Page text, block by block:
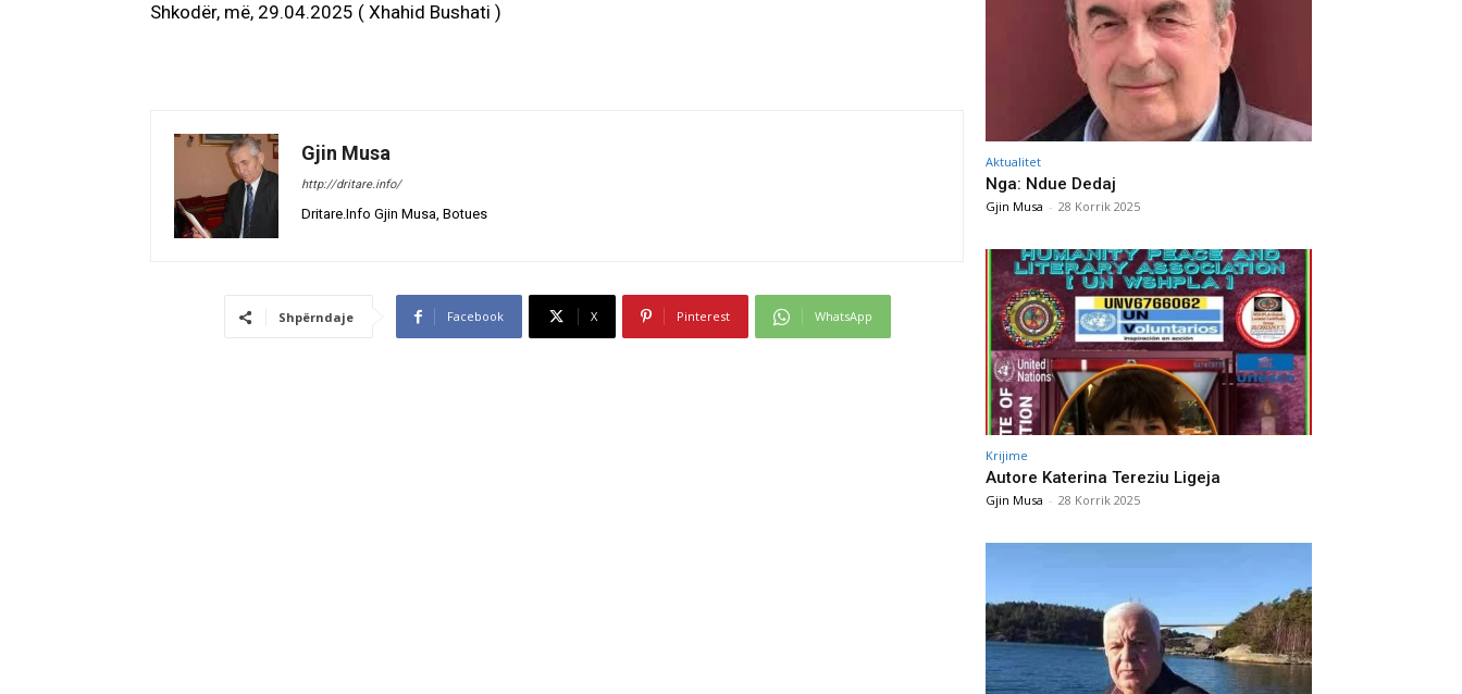
Shkodër, më, 29.04.2025 ( Xhahid Bushati )
Gjin Musa
http://dritare.info/
Dritare.Info Gjin Musa, Botues
Shpërndaje Facebook X Pinterest WhatsApp
Aktualitet
Nga: Ndue Dedaj
Gjin Musa - 28 Korrik 2025
Krijime
Autore Katerina Tereziu Ligeja
Gjin Musa - 28 Korrik 2025